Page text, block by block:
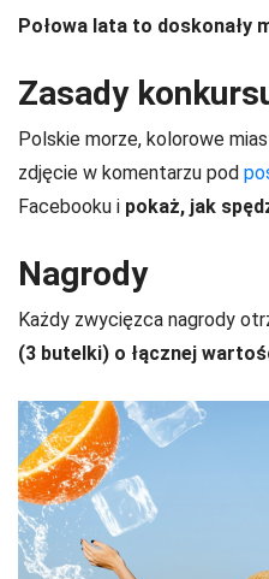
Połowa lata to doskonały
Zasady
Polskie morze, kolorowe
zdjęcie w komentarzu pod
Facebooku i pokaż, jak
Nagrody
Każdy zwycięzca nagrody
(3 butelki) o łącznej